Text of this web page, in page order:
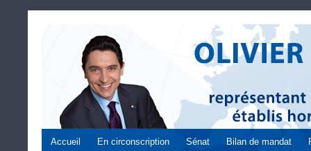
Accueil En circonscription Sénat Bilan de mandat